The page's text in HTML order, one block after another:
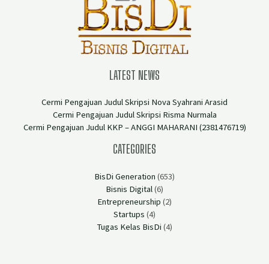
LATEST NEWS
Cermi Pengajuan Judul Skripsi Nova Syahrani Arasid
Cermi Pengajuan Judul Skripsi Risma Nurmala
Cermi Pengajuan Judul KKP – ANGGI MAHARANI (2381476719)
CATEGORIES
BisDi Generation (653)
Bisnis Digital (6)
Entrepreneurship (2)
Startups (4)
Tugas Kelas BisDi (4)